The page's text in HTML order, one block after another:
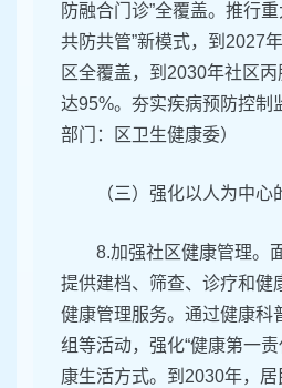
防融合门诊”全覆盖。推行
共防共管”新模式，到2027
区全覆盖，到2030年社区
达95%。夯实疾病预防控制
部门：区卫生健康委）
（三）强化以人为中
8.加强社区健康管理。
提供建档、筛查、诊疗和健
健康管理服务。通过健康科
组等活动，强化“健康第一
康生活方式。到2030年，